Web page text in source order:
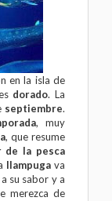
en la isla de
dorado. La
septiembre.
, muy
, que resume
de la pesca
llampuga va
su sabor y a
merezca de